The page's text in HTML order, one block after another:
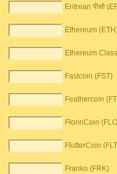
Eritrean पीसो
Ethereum
Ethereum
Fastcoin (FST)
Feathercoin
FlorinCoin
FlutterCoin
Franko (FRK)